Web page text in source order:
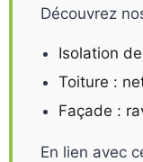
Découvrez
Isolation
Toiture :
Façade :
En lien avec